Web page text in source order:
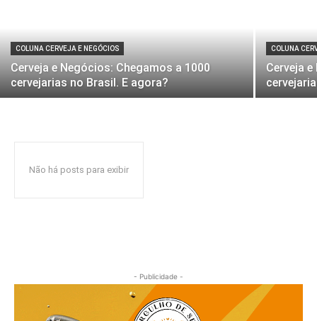
COLUNA CERVEJA E NEGÓCIOS
Cerveja e Negócios: Chegamos a 1000
cervejarias no Brasil. E agora?
COLUNA
Cerveja
Não há posts para exibir
- Publicidade -